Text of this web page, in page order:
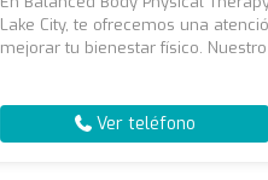
Lake City, te ofrecemos una
mejorar tu bienestar físico.
Ver teléfono